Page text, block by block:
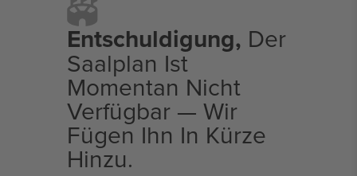
Entschuldigung, Der
Saalplan Ist
Momentan Nicht
Verfügbar — Wir
Fügen Ihn In Kürze
Hinzu.